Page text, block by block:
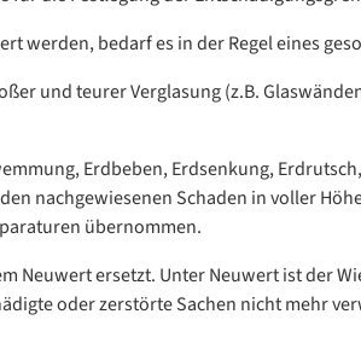
werden, bedarf es in der Regel eines
und teurer Verglasung (z.B.
Erdbeben, Erdsenkung,
nachgewiesenen Schaden in voller
übernommen.
Neuwert ersetzt. Unter Neuwert ist der
oder zerstörte Sachen nicht mehr